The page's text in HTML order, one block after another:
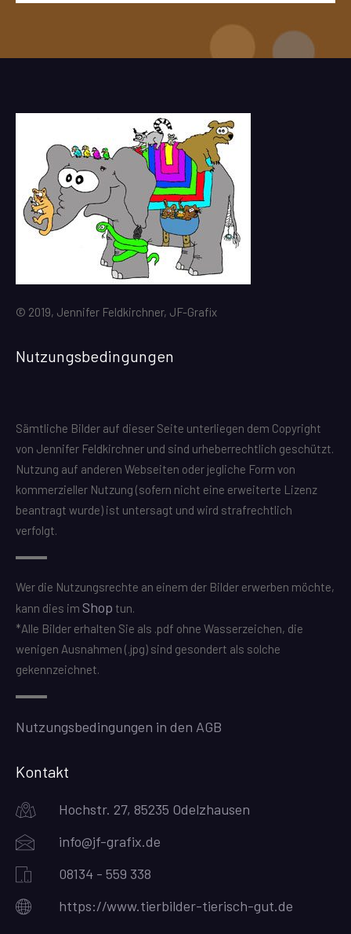
© 2019, Jennifer Feldkirchner, JF-Grafix
Nutzungsbedingungen
Sämtliche Bilder auf dieser Seite unterliegen dem Copyright
von Jennifer Feldkirchner und sind urheberrechtlich geschützt.
Nutzung auf anderen Webseiten oder jegliche Form von
kommerzieller Nutzung (sofern nicht eine erweiterte Lizenz
beantragt wurde) ist untersagt und wird strafrechtlich
verfolgt.
Wer die Nutzungsrechte an einem der Bilder erwerben möchte,
kann dies im Shop tun.
*Alle Bilder erhalten Sie als .pdf ohne Wasserzeichen, die
wenigen Ausnahmen (.jpg) sind gesondert als solche
gekennzeichnet.
Nutzungsbedingungen in den AGB
Kontakt
Hochstr. 27, 85235 Odelzhausen
info@jf-grafix.de
08134 - 559 338
https://www.tierbilder-tierisch-gut.de